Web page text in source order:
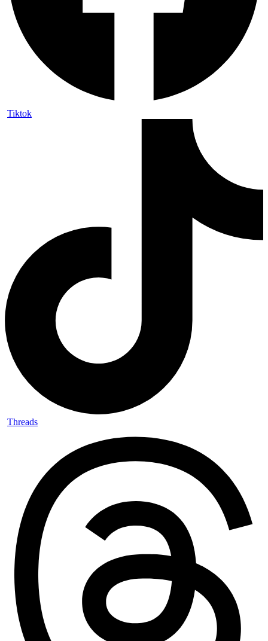
Tiktok
Threads